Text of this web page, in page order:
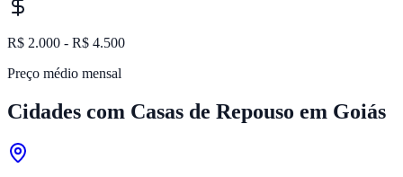
R$ 2.000 - R$ 4.500
Preço médio mensal
Cidades com Casas de Repouso em Goiás